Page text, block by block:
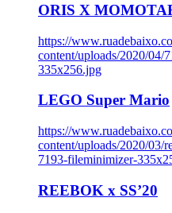
ORIS X
https://
content/uploads/2020/04/
335x256.jpg
LEGO Super Mario
https://
content/uploads/2020/03/
7193-fileminimizer-
REEBOK x SS’20